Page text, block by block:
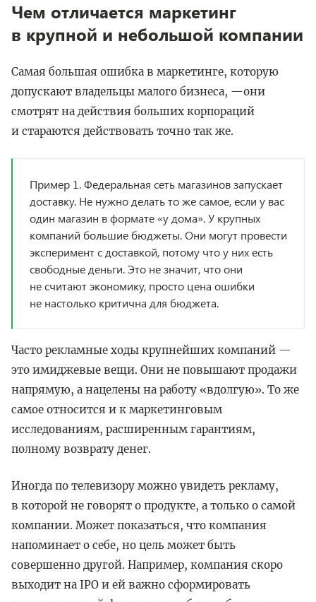
Чем отличается маркетинг
в крупной и небольшой компании
Самая большая ошибка в маркетинге, которую
допускают владельцы малого бизнеса, —они
смотрят на действия больших корпораций
и стараются действовать точно так же.
Пример 1. Федеральная сеть магазинов запускает
доставку. Не нужно делать то же самое, если у вас
один магазин в формате «у дома». У крупных
компаний большие бюджеты. Они могут провести
эксперимент с доставкой, потому что у них есть
свободные деньги. Это не значит, что они
не считают экономику, просто цена ошибки
не настолько критична для бюджета.
Часто рекламные ходы крупнейших компаний —
это имиджевые вещи. Они не повышают продажи
напрямую, а нацелены на работу «вдолгую». То же
самое относится и к маркетинговым
исследованиям, расширенным гарантиям,
полному возврату денег.
Иногда по телевизору можно увидеть рекламу,
в которой не говорят о продукте, а только о самой
компании. Может показаться, что компания
напоминает о себе, но цель может быть
совершенно другой. Например, компания скоро
выходит на IPO и ей важно сформировать